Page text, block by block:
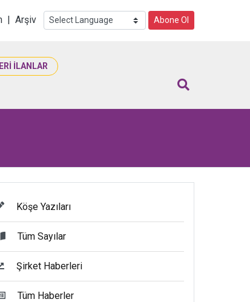
| Arşiv Abone Ol
İLANLAR
Köşe Yazıları
Tüm Sayılar
Şirket Haberleri
Tüm Haberler